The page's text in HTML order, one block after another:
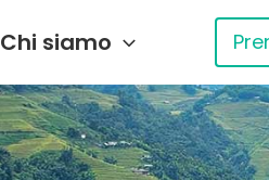
Chi siamo